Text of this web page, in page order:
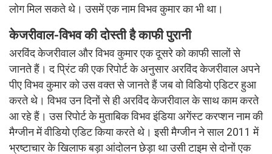
लोग मिल सकते थे। उसमें एक नाम विभव कुमार का भी था।
केजरीवाल-विभव की दोस्ती है काफी पुरानी
अरविंद केजरीवाल और विभव कुमार एक दूसरे को काफी सालों से
जानते हैं। द प्रिंट की एक रिपोर्ट के अनुसार अरविंद केजरीवाल अपने
पीए विभव कुमार को उस वक्त से जानते हैं जब वो विडियो एडिटर हुआ
करते थे। विभव उन दिनों से ही अरविंद केजरीवाल के साथ काम करते
आ रहे हैं। उस रिपोर्ट के मुताबिक विभव इंडिया अगेंस्ट करप्शन नाम की
मैग्जीन में वीडियो एडिट किया करते थे। इसी मैग्जीन ने साल 2011 में
भ्रष्टाचार के खिलाफ बड़ा आंदोलन छेड़ा था उसी टाइम से दोनों एक